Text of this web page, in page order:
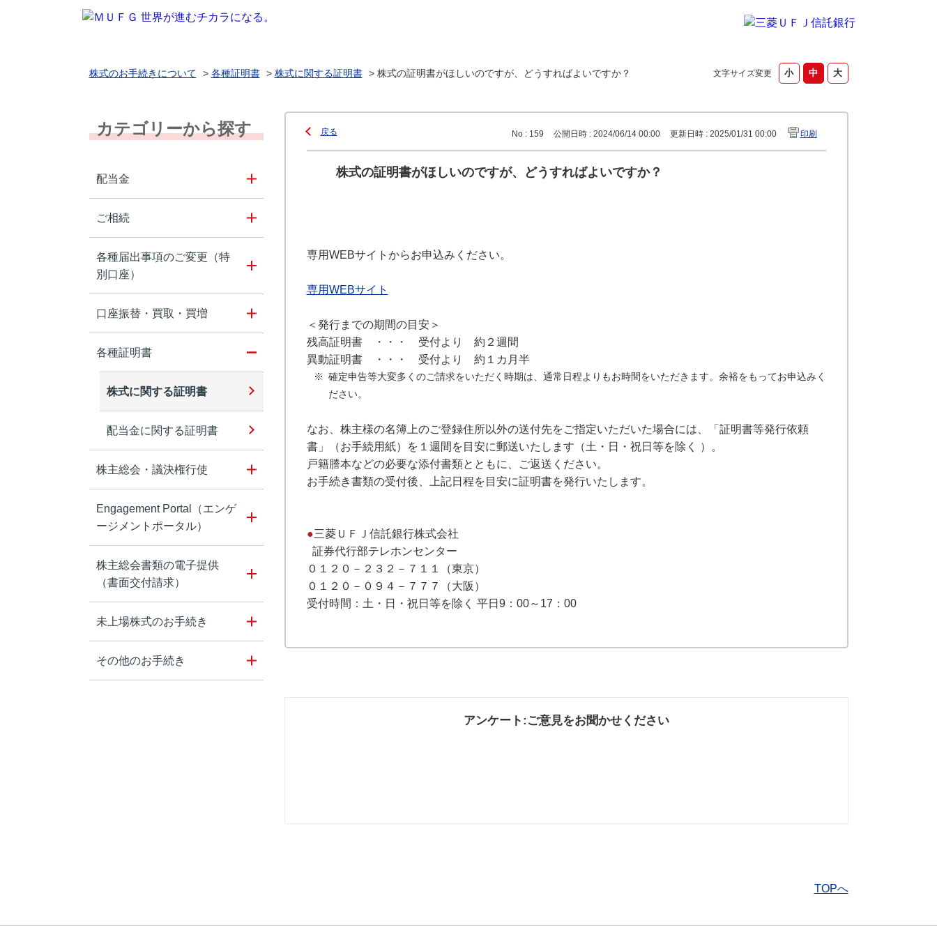
文字サイズ変更
株式のお手続きについて > 各種証明書 > 株式に関する証明書 > 株式の証明書がほしいのですが、どうすればよいですか？
カテゴリーから探す
配当金
ご相続
各種届出事項のご変更（特
別口座）
口座振替・買取・買増
各種証明書
株式に関する証明書
配当金に関する証明書
株主総会・議決権行使
Engagement Portal（エンゲ
ージメントポータル）
株主総会書類の電子提供
（書面交付請求）
未上場株式のお手続き
その他のお手続き
戻る No : 159 公開日時 : 2024/06/14 00:00 更新日時 : 2025/01/31 00:00 印刷
株式の証明書がほしいのですが、どうすればよいですか？
専用WEBサイトからお申込みください。
専用WEBサイト
＜発行までの期間の目安＞
残高証明書 ・・・ 受付より 約２週間
異動証明書 ・・・ 受付より 約１カ月半
※ 確定申告等大変多くのご請求をいただく時期は、通常日程よりもお時間をいただきます。余裕をもってお申込みく
ださい。
なお、株主様の名簿上のご登録住所以外の送付先をご指定いただいた場合には、「証明書等発行依頼
書」（お手続用紙）を１週間を目安に郵送いたします（土・日・祝日等を除く ）。
戸籍謄本などの必要な添付書類とともに、ご返送ください。
お手続き書類の受付後、上記日程を目安に証明書を発行いたします。
●三菱ＵＦＪ信託銀行株式会社
証券代行部テレホンセンター
０１２０－２３２－７１１（東京）
０１２０－０９４－７７７（大阪）
受付時間：土・日・祝日等を除く 平日9：00～17：00
アンケート:ご意見をお聞かせください
TOPへ